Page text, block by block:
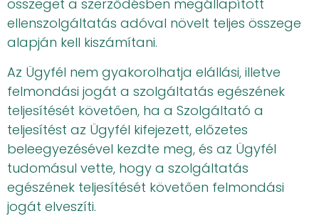
összeget a szerződésben megállapított
ellenszolgáltatás adóval növelt teljes összege
alapján kell kiszámítani.
Az Ügyfél nem gyakorolhatja elállási, illetve
felmondási jogát a szolgáltatás egészének
teljesítését követően, ha a Szolgáltató a
teljesítést az Ügyfél kifejezett, előzetes
beleegyezésével kezdte meg, és az Ügyfél
tudomásul vette, hogy a szolgáltatás
egészének teljesítését követően felmondási
jogát elveszíti.